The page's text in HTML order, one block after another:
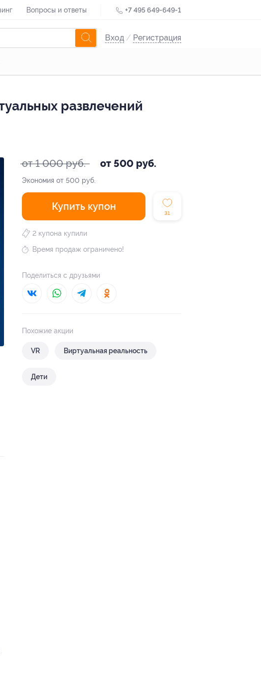
Вопросы и ответы +7 495 649-649-1
Вход / Регистрация
развлечений
от 1 000 руб. от 500 руб.
Экономия от 500 руб.
Купить купон
31
2 купона купили
Время продаж ограничено!
Поделиться с друзьями
Похожие акции
VR Виртуальная реальность
Дети